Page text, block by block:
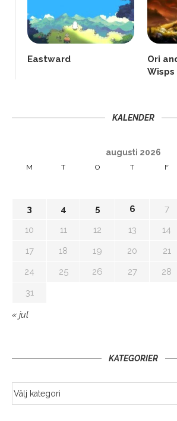
Eastward
Ori
Wisps
KALENDER
augusti 2026
M T O T F
3
4 5 6 7
10
11 12 13 14
17
18 19 20 21
24
25 26 27 28
31
« jul
KATEGORIER